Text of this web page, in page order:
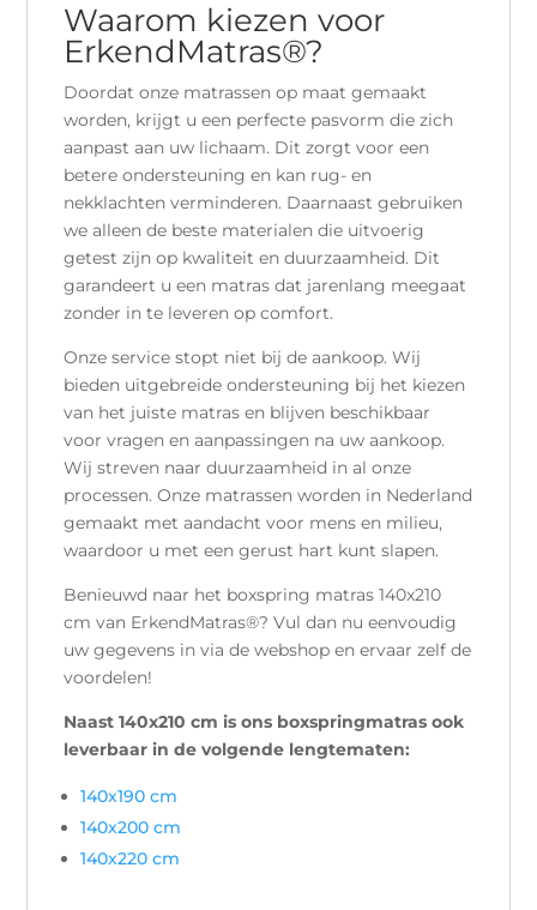
Waarom kiezen voor
ErkendMatras®?
Doordat onze matrassen op maat gemaakt
worden, krijgt u een perfecte pasvorm die zich
aanpast aan uw lichaam. Dit zorgt voor een
betere ondersteuning en kan rug- en
nekklachten verminderen. Daarnaast gebruiken
we alleen de beste materialen die uitvoerig
getest zijn op kwaliteit en duurzaamheid. Dit
garandeert u een matras dat jarenlang meegaat
zonder in te leveren op comfort.
Onze service stopt niet bij de aankoop. Wij
bieden uitgebreide ondersteuning bij het kiezen
van het juiste matras en blijven beschikbaar
voor vragen en aanpassingen na uw aankoop.
Wij streven naar duurzaamheid in al onze
processen. Onze matrassen worden in Nederland
gemaakt met aandacht voor mens en milieu,
waardoor u met een gerust hart kunt slapen.
Benieuwd naar het boxspring matras 140x210
cm van ErkendMatras®? Vul dan nu eenvoudig
uw gegevens in via de webshop en ervaar zelf de
voordelen!
Naast 140x210 cm is ons boxspringmatras ook
leverbaar in de volgende lengtematen:
140x190 cm
140x200 cm
140x220 cm